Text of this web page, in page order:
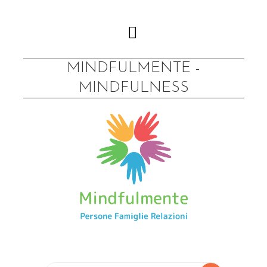
MINDFULMENTE -
MINDFULNESS